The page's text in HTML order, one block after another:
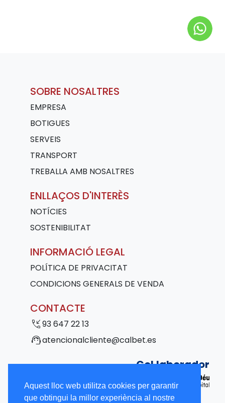
Aquest lloc web utilitza cookies per garantir
que obtingui la millor experiència al nostre
SOBRE NOSALTRES
EMPRESA
BOTIGUES
SERVEIS
TRANSPORT
TREBALLA AMB NOSALTRES
ENLLAÇOS D'INTERÈS
NOTÍCIES
SOSTENIBILITAT
INFORMACIÓ LEGAL
POLÍTICA DE PRIVACITAT
CONDICIONS GENERALS DE VENDA
CONTACTE
phone_callback93 647 22 13
support_agentatencionalcliente@calbet.es
Col·laborador